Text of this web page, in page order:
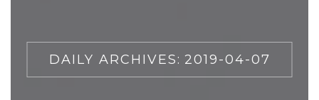
DAILY ARCHIVES: 2019-04-07